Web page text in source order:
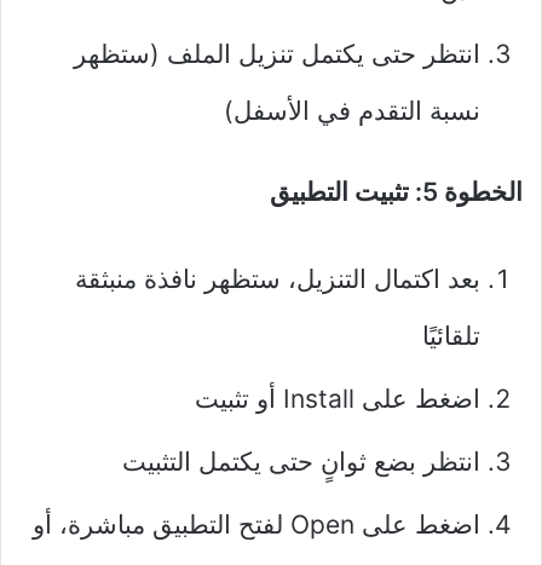
انتظر حتى يكتمل تنزيل الملف (ستظهر
نسبة التقدم في الأسفل)
الخطوة 5: تثبيت التطبيق
بعد اكتمال التنزيل، ستظهر نافذة منبثقة
تلقائيًا
اضغط على Install أو تثبيت
انتظر بضع ثوانٍ حتى يكتمل التثبيت
اضغط على Open لفتح التطبيق مباشرة، أو